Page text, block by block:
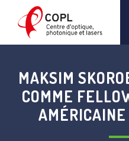
contenu
MAKSIM
COMME